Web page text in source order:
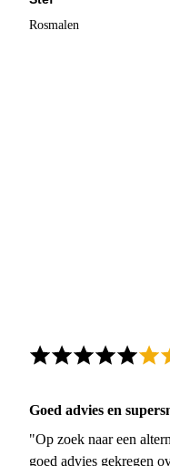
Rosmalen
Goed advies en
"Op zoek naar een
goed advies gekregen